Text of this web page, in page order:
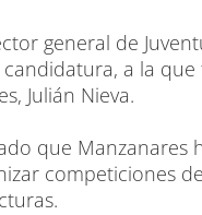
general de
a la
Julián Nieva.
que
competiciones